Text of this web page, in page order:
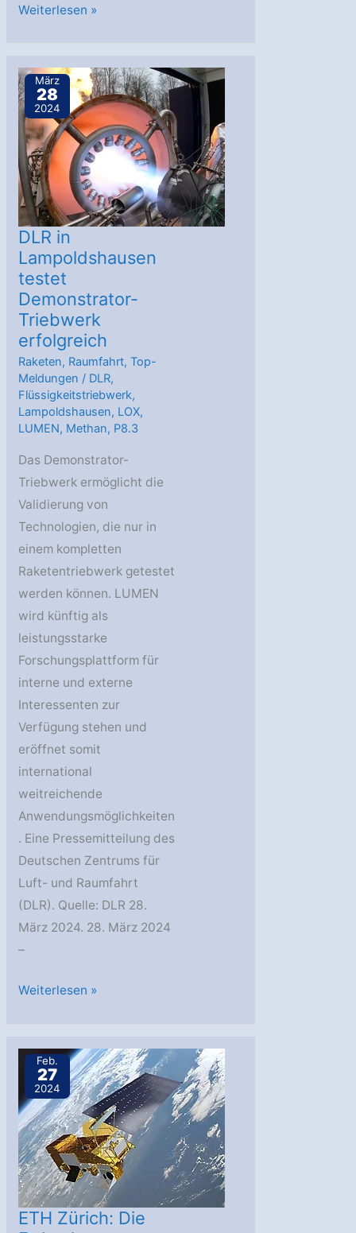
Environmental
MethaneSAT
jetzt
im
Orbit
Weiterlesen »
März
28
2024
DLR in
Lampoldshausen
testet
Demonstrator-
Triebwerk
erfolgreich
Raketen, Raumfahrt,Top-
Meldungen / DLR,
Flüssigkeitstriebwerk,
Lampoldshausen, LOX,
LUMEN, Methan, P8.3
Das Demonstrator-
Triebwerk ermöglicht die
Validierung von
Technologien, die nur in
einem kompletten
Raketentriebwerk getestet
werden können. LUMEN
wird künftig als
leistungsstarke
Forschungsplattform für
interne und externe
Interessenten zur
Verfügung stehen und
eröffnet somit
international
weitreichende
Anwendungsmöglichkeiten
. Eine Pressemitteilung des
Deutschen Zentrums für
Luft- und Raumfahrt
(DLR). Quelle: DLR 28.
März 2024. 28. März 2024
–
DLR
testet
Demonstrator-
Triebwerk
erfolgreich
Weiterlesen »
Feb.
27
2024
ETH Zürich: Die